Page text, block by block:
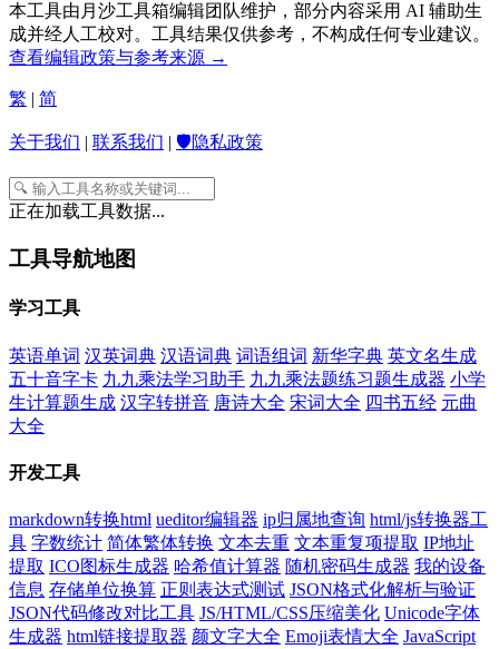
本工具由月沙工具箱编辑团队维护，部分内容采用 AI 辅助生
成并经人工校对。工具结果仅供参考，不构成任何专业建议。
查看编辑政策与参考来源 →
繁 简
关于我们 联系我们 🛡️隐私政策
正在加载工具数据...
工具导航地图
学习工具
英语单词 汉英词典 汉语词典 词语组词 新华字典 英文名生成
五十音字卡 九九乘法学习助手 九九乘法题练习题生成器 小学
生计算题生成 汉字转拼音 唐诗大全 宋词大全 四书五经 元曲
大全
开发工具
markdown转换html ueditor编辑器 ip归属地查询 html/js转换器工
具 字数统计 简体繁体转换 文本去重 文本重复项提取 IP地址
提取 ICO图标生成器 哈希值计算器 随机密码生成器 我的设备
信息 存储单位换算 正则表达式测试 JSON格式化解析与验证
JSON代码修改对比工具 JS/HTML/CSS压缩美化 Unicode字体
生成器 html链接提取器 颜文字大全 Emoji表情大全 JavaScript